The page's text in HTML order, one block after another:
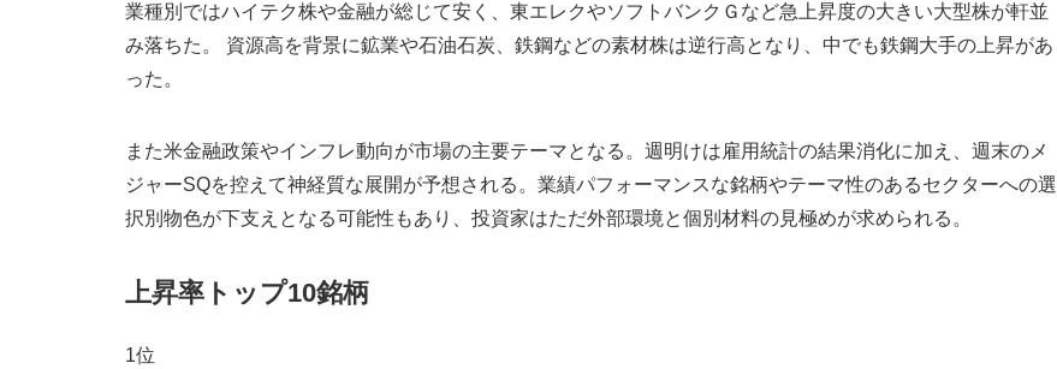
業種別ではハイテク株や金融が総じて安く、東エレクやソフトバンクＧなど急上昇度の大きい大型株が軒並
み落ちた。 資源高を背景に鉱業や石油石炭、鉄鋼などの素材株は逆行高となり、中でも鉄鋼大手の上昇があ
った。
また米金融政策やインフレ動向が市場の主要テーマとなる。週明けは雇用統計の結果消化に加え、週末のメ
ジャーSQを控えて神経質な展開が予想される。業績パフォーマンスな銘柄やテーマ性のあるセクターへの選
択別物色が下支えとなる可能性もあり、投資家はただ外部環境と個別材料の見極めが求められる。
上昇率トップ10銘柄
1位